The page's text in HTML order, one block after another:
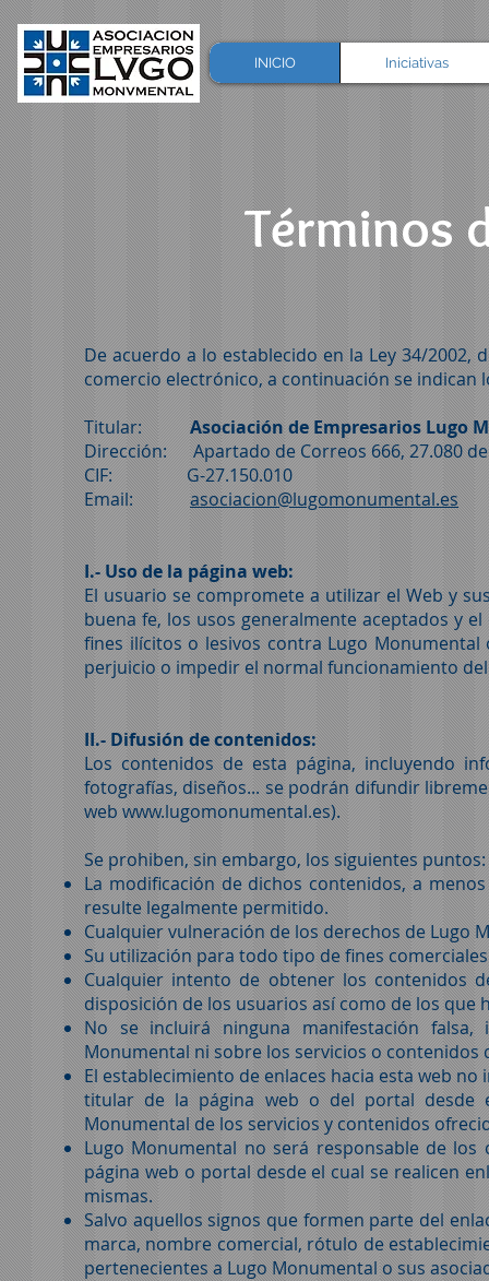
INICIO Iniciativas
Términos
De acuerdo a lo establecido en la Ley 34/2002,
comercio electrónico, a continuación se indican
Titular:Asociación de Empresarios Lugo
Dirección: Apartado de Correos 666, 27.080
CIF: G-27.150.010
Email:asociacion@lugomonumental.es
I.- Uso de la página web:
El usuario se compromete a utilizar el Web y
buena fe, los usos generalmente aceptados y
fines ilícitos o lesivos contra Lugo
perjuicio o impedir el normal funcionamiento
II.- Difusión de contenidos:
Los contenidos de esta página, incluyendo
fotografías, diseños... se podrán difundir
webwww.lugomonumental.es).
Se prohiben, sin embargo, los siguientes puntos:
La modificación de dichos contenidos, a
resulte legalmente permitido.
Cualquier vulneración de los derechos de Lugo
Su utilización para todo tipo de fines
Cualquier intento de obtener los contenidos
disposición de los usuarios así como de los que
No se incluirá ninguna manifestación
Monumental ni sobre los servicios o contenidos
El establecimiento de enlaces hacia esta web
titular de la página web o del portal desde
Monumental de los servicios y contenidos
Lugo Monumental no será responsable de
página web o portal desde el cual se realicen
mismas.
Salvo aquellos signos que formen parte del
marca, nombre comercial, rótulo de
pertenecientes a Lugo Monumental o sus